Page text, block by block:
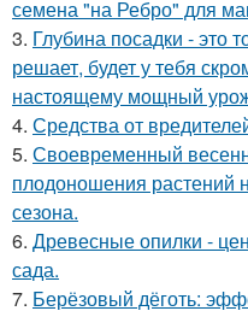
семена "на Ребро" для
3. Глубина посадки - это
решает, будет у тебя
настоящему мощный
4. Средства от
5. Своевременный
плодоношения растений
сезона.
6. Древесные опилки -
сада.
7. Берёзовый дёготь: